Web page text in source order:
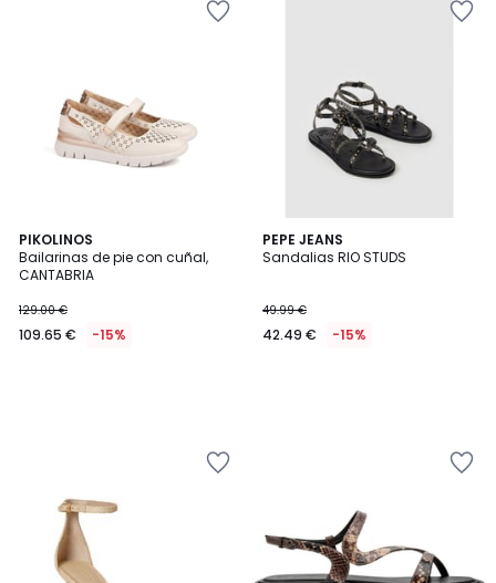
PIKOLINOS
Bailarinas de pie con cuñal,
CANTABRIA
129.00 €
109.65 € -15%
PEPE JEANS
Sandalias RIO STUDS
49.99 €
42.49 € -15%